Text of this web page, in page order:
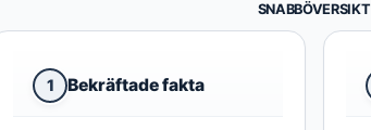
SNABBÖVERSIKT
1 Bekräftade fakta